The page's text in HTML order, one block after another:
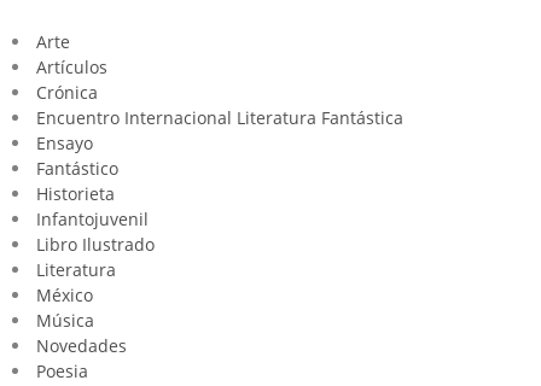
Arte
Artículos
Crónica
Encuentro Internacional Literatura Fantástica
Ensayo
Fantástico
Historieta
Infantojuvenil
Libro Ilustrado
Literatura
México
Música
Novedades
Poesia